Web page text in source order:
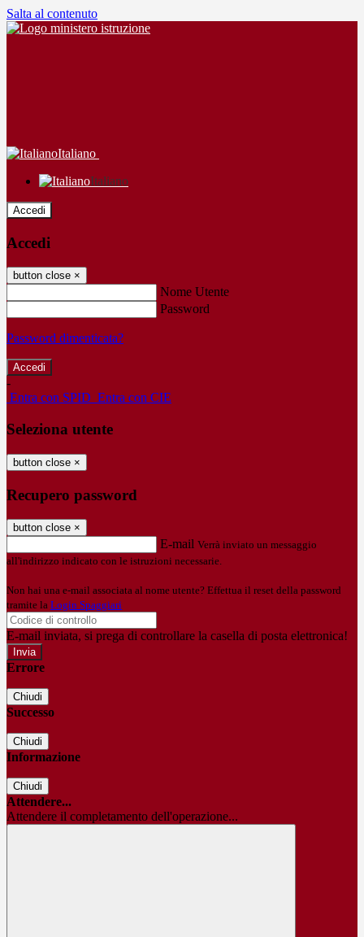
Salta al contenuto
Italiano
Italiano
Accedi
Accedi
button close ×
Nome Utente
Password
Password dimenticata?
-
Entra con SPID Entra con CIE
Seleziona utente
button close ×
Recupero password
button close ×
E-mail Verrà inviato un messaggio
all'indirizzo indicato con le istruzioni necessarie.
Non hai una e-mail associata al nome utente? Effettua il reset della password
tramite la Login Spaggiari
E-mail inviata, si prega di controllare la casella di posta elettronica!
Errore
Chiudi
Successo
Chiudi
Informazione
Chiudi
Attendere...
Attendere il completamento dell'operazione...